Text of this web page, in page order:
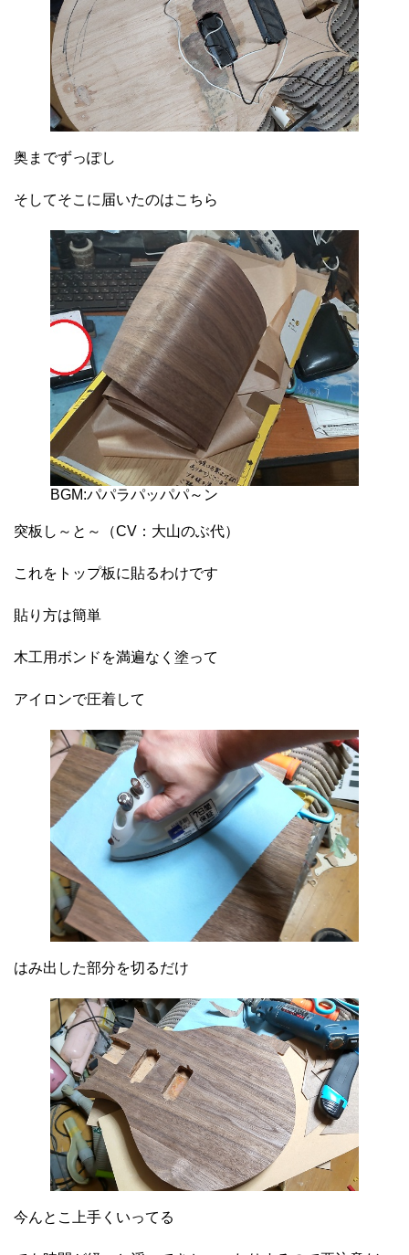
奥までずっぽし
そしてそこに届いたのはこちら
BGM:パパラパッパパ～ン
突板し～と～（CV：大山のぶ代）
これをトップ板に貼るわけです
貼り方は簡単
木工用ボンドを満遍なく塗って
アイロンで圧着して
はみ出した部分を切るだけ
今んとこ上手くいってる